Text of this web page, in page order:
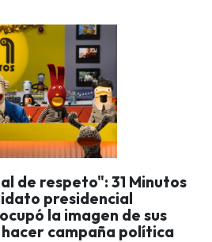
de respeto": 31 Minutos
presidencial
la imagen de sus
campaña política